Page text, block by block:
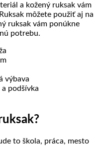
a kožený ruksak vám
môžete použiť aj na
ruksak vám ponúkne
potrebu.
výbava
podšívka
to škola, práca, mesto